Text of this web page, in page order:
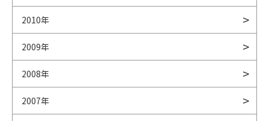
2010年
2009年
2008年
2007年